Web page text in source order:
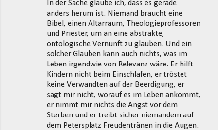
In der Sache glaube ich, dass es gerade
anders herum ist. Niemand braucht eine
Bibel, einen Altarraum, Theologieprofessoren
und Priester, um an eine abstrakte,
ontologische Vernunft zu glauben. Und ein
solcher Glauben kann auch nichts, was im
Leben irgendwie von Relevanz wäre. Er hilft
Kindern nicht beim Einschlafen, er tröstet
keine Verwandten auf der Beerdigung, er
sagt mir nicht, worauf es im Leben ankommt,
er nimmt mir nichts die Angst vor dem
Sterben und er treibt sicher niemandem auf
dem Petersplatz Freudentränen in die Augen.